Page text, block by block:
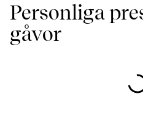
Personliga
gåvor